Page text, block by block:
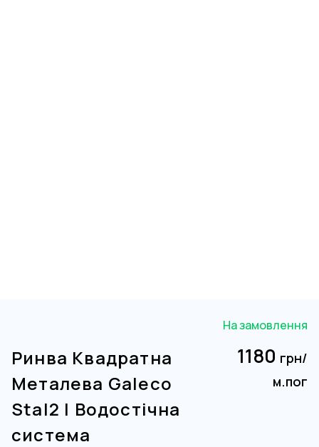
На замовлення
Ринва Квадратна
Металева Galeco
Stal2 | Водостічна
система
1180 грн/
м.пог